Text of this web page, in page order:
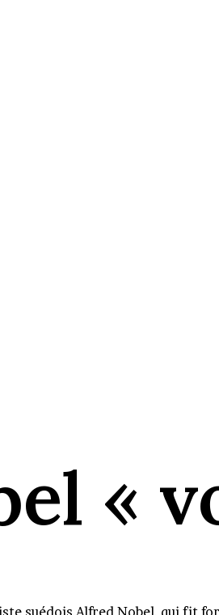
«
suédois Alfred Nobel, qui fit